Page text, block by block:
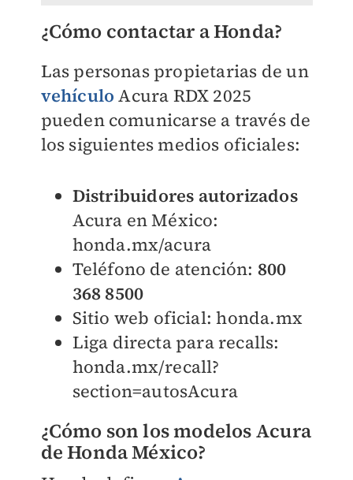
¿Cómo contactar a Honda?
Las personas propietarias de un
vehículo Acura RDX 2025
pueden comunicarse a través de
los siguientes medios oficiales:
Distribuidores autorizados
Acura en México:
honda.mx/acura
Teléfono de atención: 800
368 8500
Sitio web oficial:honda.mx
Liga directa para recalls:
honda.mx/recall?
section=autosAcura
¿Cómo son los modelos Acura
de Honda México?